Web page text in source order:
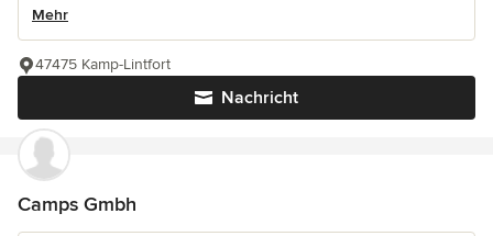
Mehr
Nachricht
47475 Kamp-Lintfort
Camps Gmbh